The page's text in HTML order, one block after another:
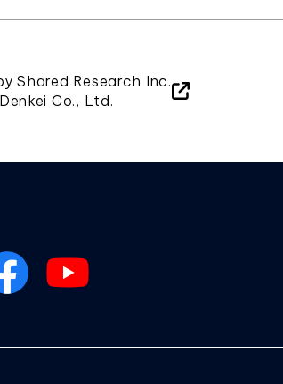
Shared Research Inc.
Co., Ltd.